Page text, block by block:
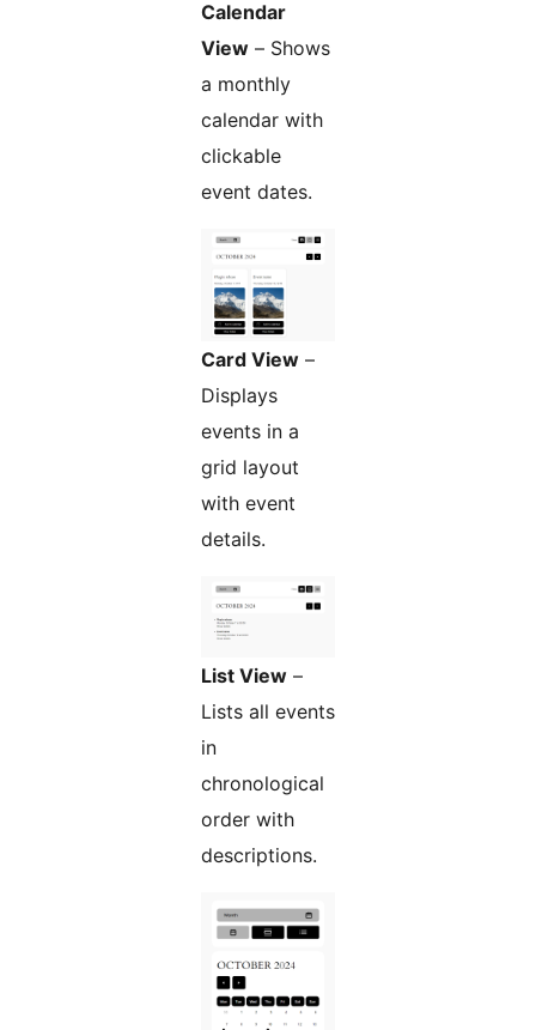
Calendar
View – Shows
a monthly
calendar with
clickable
event dates.
Card View –
Displays
events in a
grid layout
with event
details.
List View –
Lists all events
in
chronological
order with
descriptions.